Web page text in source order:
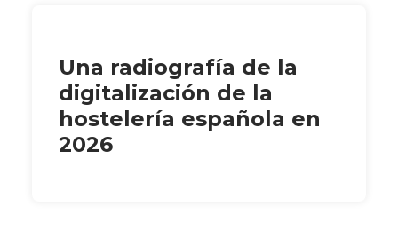
Una radiografía de la
digitalización de la
hostelería española en
2026